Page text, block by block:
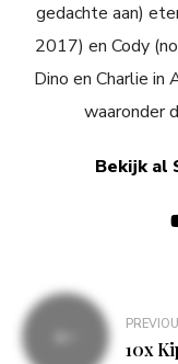
gedachte aan)
2017) en Cody
Dino en Charlie in
waaronder
Bekijk al
Bericht
navigatie10x